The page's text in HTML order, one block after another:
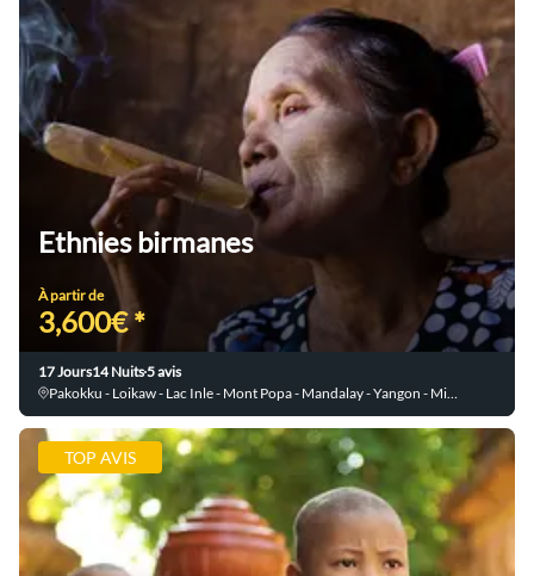
Ethnies birmanes
À partir de
3,600€ *
17 Jours14 Nuits5 avis
TOP AVIS